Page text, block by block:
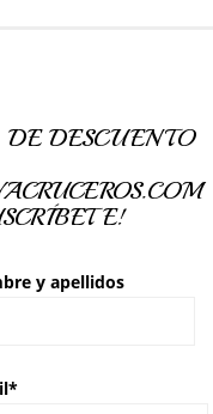
DE DESCUENTO
y apellidos